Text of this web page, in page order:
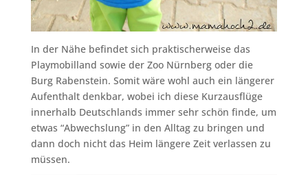
In der Nähe befindet sich praktischerweise das
Playmobilland sowie der Zoo Nürnberg oder die
Burg Rabenstein. Somit wäre wohl auch ein längerer
Aufenthalt denkbar, wobei ich diese Kurzausflüge
innerhalb Deutschlands immer sehr schön finde, um
etwas “Abwechslung” in den Alltag zu bringen und
dann doch nicht das Heim längere Zeit verlassen zu
müssen.